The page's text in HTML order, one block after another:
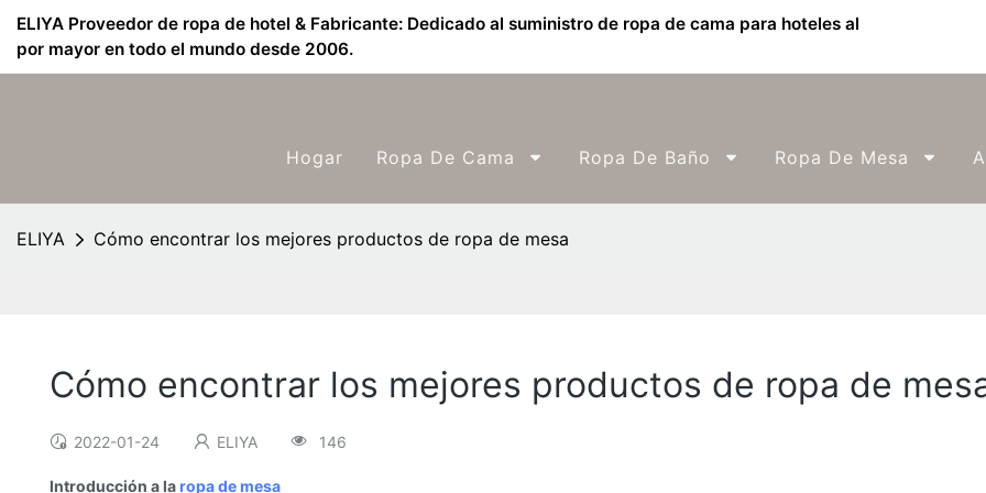
ELIYA Proveedor de ropa de hotel & Fabricante: Dedicado al suministro de ropa de cama para hoteles al
por mayor en todo el mundo desde 2006.
Hogar Ropa De Cama Ropa De Baño Ropa De Mesa
ELIYA Cómo encontrar los mejores productos de ropa de mesa
Cómo encontrar los mejores productos de ropa de
2022-01-24 ELIYA 146
Introducción a laropa de mesa